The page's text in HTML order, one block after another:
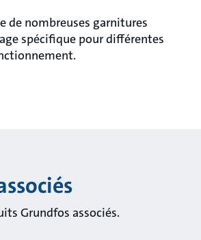
de nombreuses garnitures
spécifique pour différentes
Grundfos associés.